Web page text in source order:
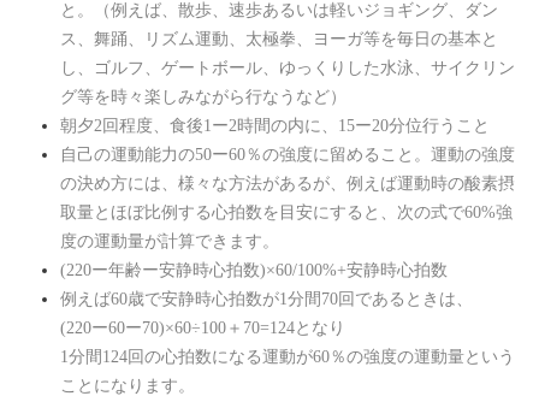
と。（例えば、散歩、速歩あるいは軽いジョギング、ダン
ス、舞踊、リズム運動、太極拳、ヨーガ等を毎日の基本と
し、ゴルフ、ゲートボール、ゆっくりした水泳、サイクリン
グ等を時々楽しみながら行なうなど）
朝夕2回程度、食後1ー2時間の内に、15ー20分位行うこと
自己の運動能力の50ー60％の強度に留めること。運動の強度
の決め方には、様々な方法があるが、例えば運動時の酸素摂
取量とほぼ比例する心拍数を目安にすると、次の式で60%強
度の運動量が計算できます。
(220ー年齢ー安静時心拍数)×60/100%+安静時心拍数
例えば60歳で安静時心拍数が1分間70回であるときは、
(220ー60ー70)×60÷100＋70=124となり
1分間124回の心拍数になる運動が60％の強度の運動量という
ことになります。